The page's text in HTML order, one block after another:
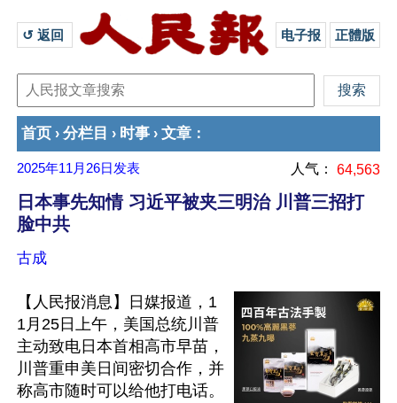
↺ 返回 电子报 正體版
首页 › 分栏目 › 时事 › 文章 ：
2025年11月26日 发表 人气： 64,563
日本事先知情 习近平被夹三明治 川普三招打
脸中共
古成
【人民报消息】日媒报道，1
1月25日上午，美国总统川普
主动致电日本首相高市早苗，
川普重申美日间密切合作，并
称高市随时可以给他打电话。